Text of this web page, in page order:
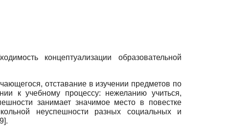
концептуализации образовательной
отставание в изучении предметов по
к учебному процессу: нежеланию учиться,
занимает значимое место в повестке
неуспешности разных социальных и
].